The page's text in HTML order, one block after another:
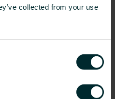
collected from your use